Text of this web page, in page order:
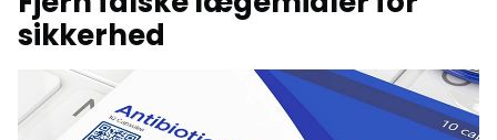
sikkerhed